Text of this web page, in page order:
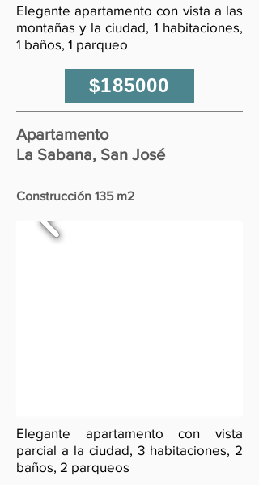
Elegante apartamento con vista a las
montañas y la ciudad, 1 habitaciones,
1 baños, 1 parqueo
$185000
Apartamento
La Sabana, San José
Construcción 135 m2
Elegante apartamento con vista
parcial a la ciudad, 3 habitaciones, 2
baños, 2 parqueos